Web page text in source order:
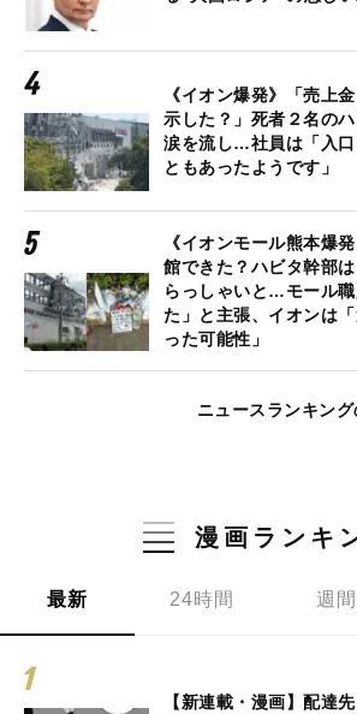
《イオン爆発》「売上
示した？」死者２名の
涙を流し…社員は「入口
ともあったようです」
《イオンモール熊本爆
館できた？ハビタ幹部
らっしゃいと…モール
た」と主張、イオンは
った可能性」
ニュースランキン
漫画ランキ
最新 24時間 週間
【新連載・漫画】配達